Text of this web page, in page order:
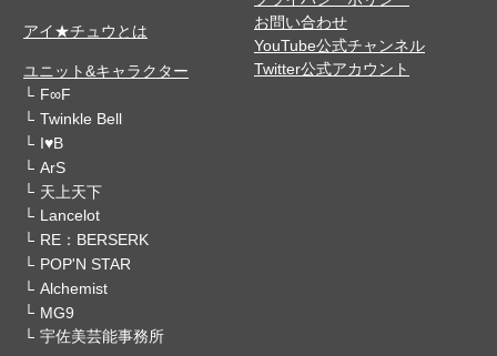
アイ★チュウとは
ユニット&キャラクター
F∞F
Twinkle Bell
I♥B
ArS
天上天下
Lancelot
RE：BERSERK
POP'N STAR
Alchemist
MG9
宇佐美芸能事務所
お問い合わせ
YouTube公式チャンネル
Twitter公式アカウント